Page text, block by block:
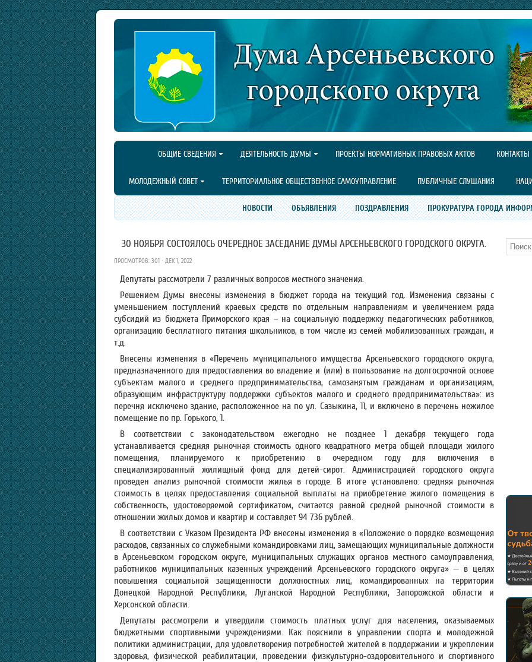
ОБЩИЕ СВЕДЕНИЯ ДЕЯТЕЛЬНОСТЬ ДУМЫ ПРОЕКТЫ НОРМАТИВНЫХ ПРАВОВЫХ АКТОВ КОНТАКТЫ
МОЛОДЕЖНЫЙ СОВЕТ ТЕРРИТОРИАЛЬНОЕ ОБЩЕСТВЕННОЕ САМОУПРАВЛЕНИЕ ПУБЛИЧНЫЕ СЛУШАНИЯ
НОВОСТИ ОБЪЯВЛЕНИЯ ПОЗДРАВЛЕНИЯ ПРОКУРАТУРА ГОРОДА
30 НОЯБРЯ СОСТОЯЛОСЬ ОЧЕРЕДНОЕ ЗАСЕДАНИЕ ДУМЫ АРСЕНЬЕВСКОГО ГОРОДСКОГО ОКРУГА.
ПРОСМОТРОВ: 301 · ДЕК 1, 2022
Депутаты рассмотрели 7 различных вопросов местного значения.
Решением Думы внесены изменения в бюджет города на текущий год. Изменения связаны с
уменьшением поступлений краевых средств по отдельным направлениям и увеличением ряда
субсидий из бюджета Приморского края – на социальную поддержку педагогических работников,
организацию бесплатного питания школьников, в том числе из семей мобилизованных граждан, и
т.д.
Внесены изменения в «Перечень муниципального имущества Арсеньевского городского округа,
предназначенного для предоставления во владение и (или) в пользование на долгосрочной основе
субъектам малого и среднего предпринимательства, самозанятым гражданам и организациям,
образующим инфраструктуру поддержки субъектов малого и среднего предпринимательства»: из
перечня исключено здание, расположенное на по ул. Сазыкина, 11, и включено в перечень нежилое
помещение по пр. Горького, 1.
В соответствии с законодательством ежегодно не позднее 1 декабря текущего года
устанавливается средняя рыночная стоимость одного квадратного метра общей площади жилого
помещения, планируемого к приобретению в очередном году для включения в
специализированный жилищный фонд для детей-сирот. Администрацией городского округа
проведен анализ рыночной стоимости жилья в городе. В итоге установлено: средняя рыночная
стоимость в целях предоставления социальной выплаты на приобретение жилого помещения в
собственность, удостоверяемой сертификатом, считается равной средней рыночной стоимости в
отношении жилых домов и квартир и составляет 94 736 рублей.
В соответствии с Указом Президента РФ внесены изменения в «Положение о порядке возмещения
расходов, связанных со служебными командировками лиц, замещающих муниципальные должности
в Арсеньевском городском округе, муниципальных служащих органов местного самоуправления,
работников муниципальных казенных учреждений Арсеньевского городского округа» — в целях
повышения социальной защищенности должностных лиц, командированных на территории
Донецкой Народной Республики, Луганской Народной Республики, Запорожской области и
Херсонской области.
Депутаты рассмотрели и утвердили стоимость платных услуг для населения, оказываемых
бюджетными спортивными учреждениями. Как пояснили в управлении спорта и молодежной
политики администрации, для удовлетворения потребностей жителей в поддержании и укреплении
здоровья, физической реабилитации, проведении физкультурно-оздоровительного и спортивного
Поиск